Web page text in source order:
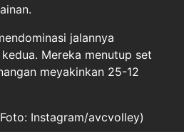
jalannya
Mereka menutup set
meyakinkan 25-12
Instagram/avcvolley)